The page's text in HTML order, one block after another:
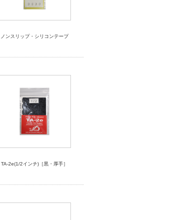
ノンスリップ・シリコンテープ
TA-2e(1/2インチ)［黒・厚手］